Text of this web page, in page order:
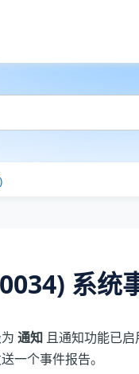
系统
通知 且通知功能已启
一个事件报告。